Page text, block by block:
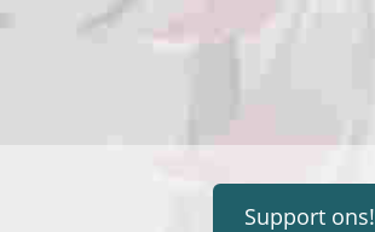
Support ons!